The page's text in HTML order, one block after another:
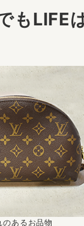
もLIFE
のあるお品物